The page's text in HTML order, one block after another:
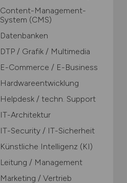
Content-Management-
System (CMS)
Datenbanken
DTP / Grafik / Multimedia
E-Commerce / E-Business
Hardwareentwicklung
Helpdesk / techn. Support
IT-Architektur
IT-Security / IT-Sicherheit
Künstliche Intelligenz (KI)
Leitung / Management
Marketing / Vertrieb